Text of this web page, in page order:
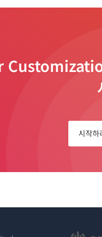
시작하